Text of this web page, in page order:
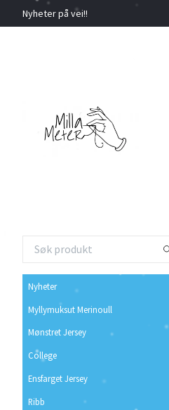
Nyheter på vei!!
Nyheter
Myllymuksut Merinoull
Mønstret Jersey
College
Ensfarget Jersey
Ribb